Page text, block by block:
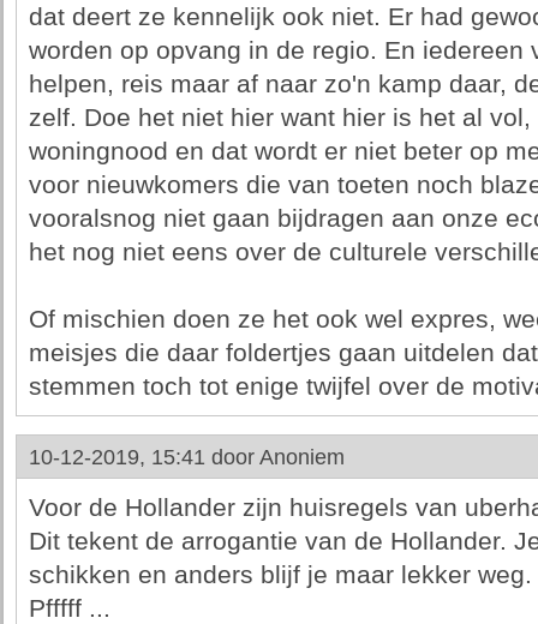
dat deert ze kennelijk ook niet. Er had
worden op opvang in de regio. En iedereen
helpen, reis maar af naar zo'n kamp daar,
zelf. Doe het niet hier want hier is het al
woningnood en dat wordt er niet beter op
voor nieuwkomers die van toeten noch
vooralsnog niet gaan bijdragen aan onze
het nog niet eens over de culturele
Of mischien doen ze het ook wel expres,
meisjes die daar foldertjes gaan uitdelen
stemmen toch tot enige twijfel over de
10-12-2019, 15:41 door Anoniem
Voor de Hollander zijn huisregels van
Dit tekent de arrogantie van de Hollander.
schikken en anders blijf je maar lekker
Pfffff ...